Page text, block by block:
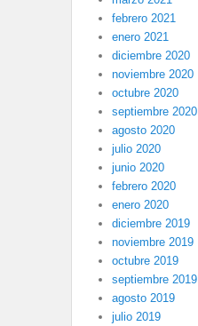
febrero 2021
enero 2021
diciembre 2020
noviembre 2020
octubre 2020
septiembre 2020
agosto 2020
julio 2020
junio 2020
febrero 2020
enero 2020
diciembre 2019
noviembre 2019
octubre 2019
septiembre 2019
agosto 2019
julio 2019